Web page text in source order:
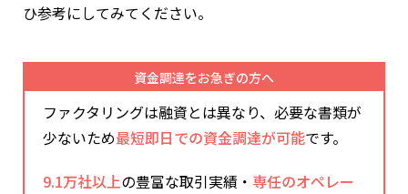
ひ参考にしてみてください。
資金調達をお急ぎの方へ
ファクタリングは融資とは異なり、必要な書類が
少ないため最短即日での資金調達が可能です。
9.1万社以上の豊富な取引実績・ 専任のオペレー